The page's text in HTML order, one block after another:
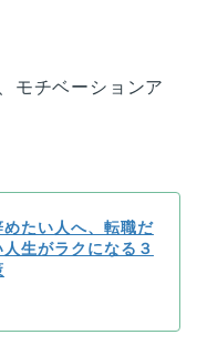
モチベーションア
めたい人へ、転職だ
生がラクになる３